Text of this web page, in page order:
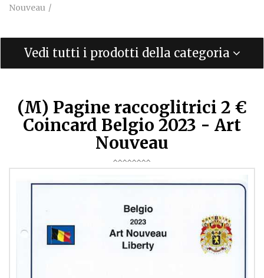
Nouveau
Vedi tutti i prodotti della categoria
(M) Pagine raccoglitrici 2 €
Coincard Belgio 2023 - Art
Nouveau